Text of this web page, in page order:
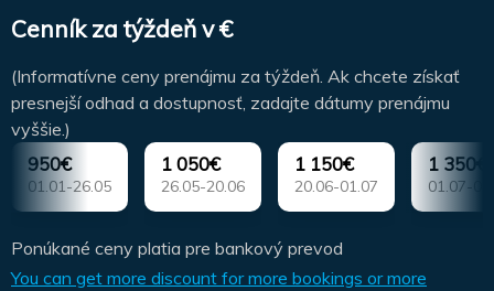
Cenník za týždeň v €
(Informatívne ceny prenájmu za týždeň. Ak chcete získať
presnejší odhad a dostupnosť, zadajte dátumy prenájmu
vyššie.)
950€
01.01-26.05
1 050€
26.05-20.06
1 150€
20.06-01.07
1 350€
01.07-
Ponúkané ceny platia pre bankový prevod
You can get more discount for more bookings or more